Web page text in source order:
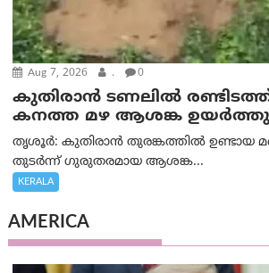
Aug 7, 2026 . 0
കുതിരാൻ ടണലിൽ രണ്ടിടത്ത്
കനത്ത മഴ ആശങ്ക
തൃശൂർ: കുതിരാൻ തുരങ്കത്തിൽ ഉണ്ടായ
തുടർന്ന് ഗുരുതരമായ ആശങ്ക...
KERALA
AMERICA